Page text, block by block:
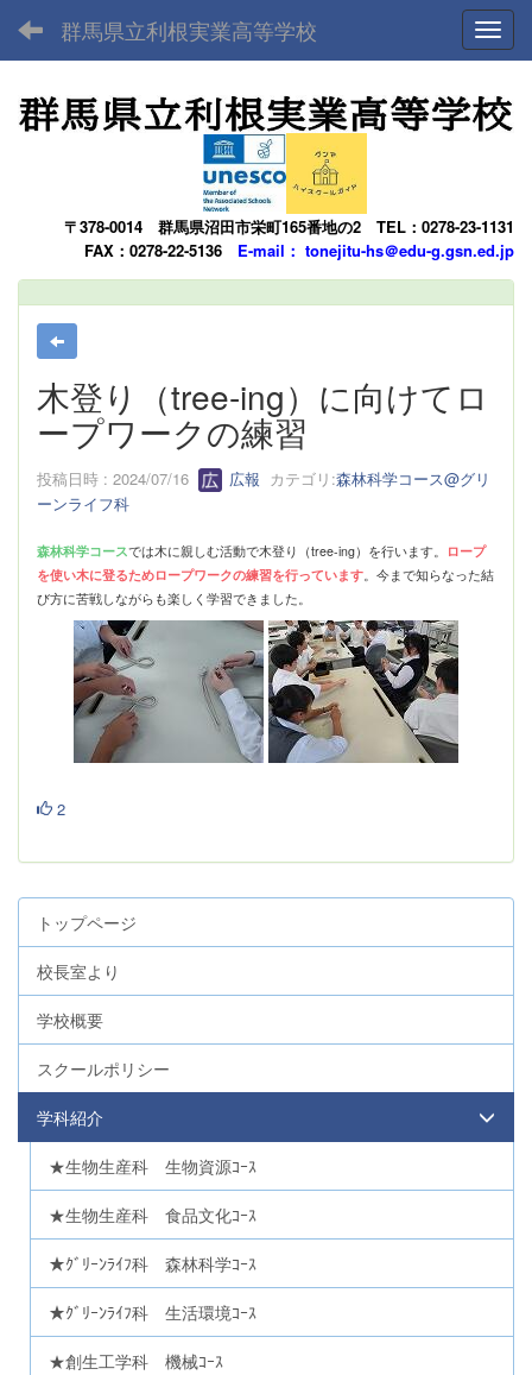
群馬県立利根実業高等学校
〒378-0014 群馬県沼田市栄町165番地の2 TEL：0278-23-1131
FAX：0278-22-5136 E-mail： tonejitu-hs＠edu-g.gsn.ed.jp
木登り（tree-ing）に向けてロ
ープワークの練習
投稿日時 : 2024/07/16 広報 カテゴリ:森林科学コース@グリ
ーンライフ科
森林科学コースでは木に親しむ活動で木登り（tree-ing）を行います。 ロープ
を使い木に登るためロープワークの練習を行っています。 今まで知らなった結
び方に苦戦しながらも楽しく学習できました。
2
トップページ
校長室より
学校概要
スクールポリシー
学科紹介
★生物生産科 生物資源ｺｰｽ
★生物生産科 食品文化ｺｰｽ
★ｸﾞﾘｰﾝﾗｲﾌ科 森林科学ｺｰｽ
★ｸﾞﾘｰﾝﾗｲﾌ科 生活環境ｺｰｽ
★創生工学科 機械ｺｰｽ